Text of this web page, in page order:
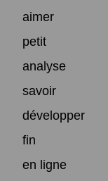
aimer
petit
analyse
savoir
développer
fin
en ligne